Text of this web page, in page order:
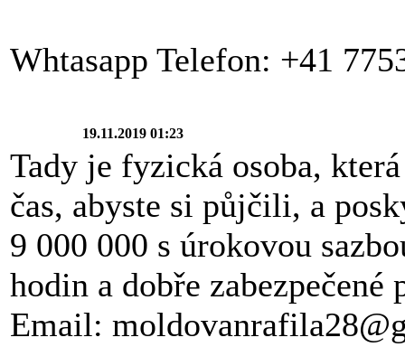
Whtasapp Telefon: +41
19.11.2019 01:23
Tady je fyzická osoba,
čas, abyste si půjčili, a
9 000 000 s úrokovou
hodin a dobře
Email: